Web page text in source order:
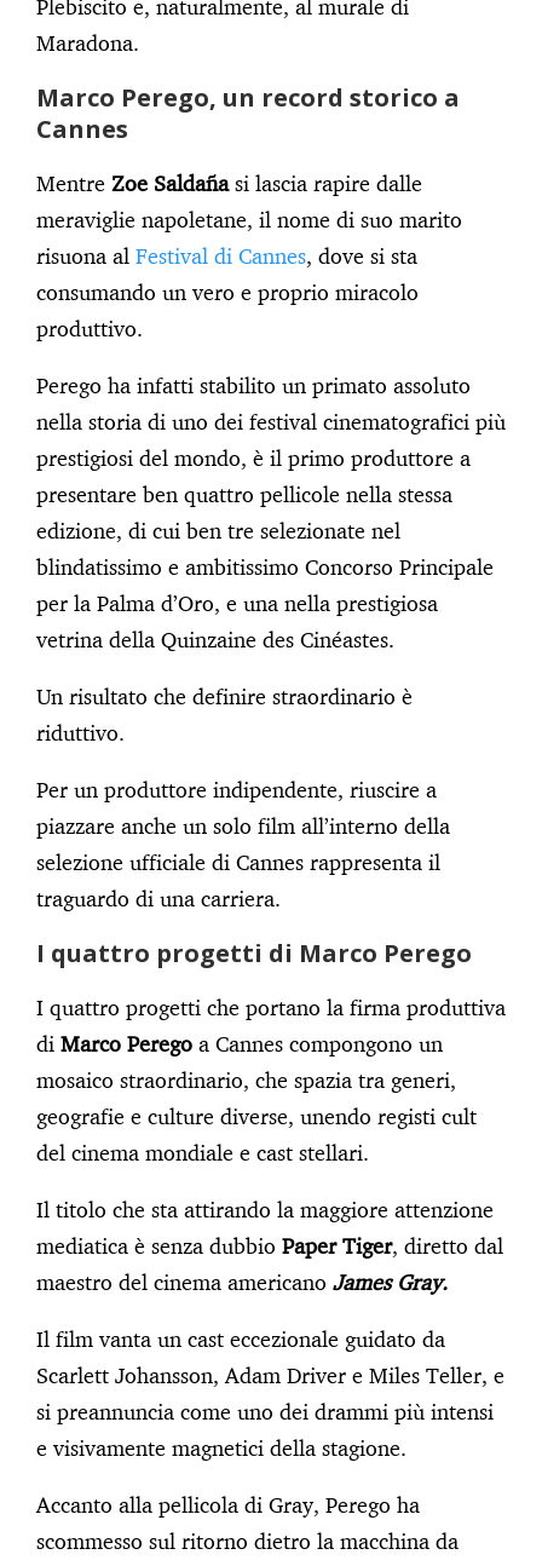
Plebiscito e, naturalmente, al murale di
Maradona.
Marco Perego, un record storico a
Cannes
Mentre Zoe Saldañasi lascia rapire dalle
meraviglie napoletane, il nome di suo marito
risuona al Festival di Cannes, dove si sta
consumando un vero e proprio miracolo
produttivo.
Perego ha infatti stabilito un primato assoluto
nella storia di uno dei festival cinematografici più
prestigiosi del mondo, è il primo produttore a
presentare ben quattro pellicole nella stessa
edizione, di cui ben tre selezionate nel
blindatissimo e ambitissimo Concorso Principale
per la Palma d’Oro, e una nella prestigiosa
vetrina della Quinzaine des Cinéastes.
Un risultato che definire straordinario è
riduttivo.
Per un produttore indipendente, riuscire a
piazzare anche un solo film all’interno della
selezione ufficiale di Cannes rappresenta il
traguardo di una carriera.
I quattro progetti di Marco Perego
I quattro progetti che portano la firma produttiva
di Marco Perego a Cannes compongono un
mosaico straordinario, che spazia tra generi,
geografie e culture diverse, unendo registi cult
del cinema mondiale e cast stellari.
Il titolo che sta attirando la maggiore attenzione
mediatica è senza dubbio Paper Tiger, diretto dal
maestro del cinema americano James Gray.
Il film vanta un cast eccezionale guidato da
Scarlett Johansson, Adam Driver e Miles Teller, e
si preannuncia come uno dei drammi più intensi
e visivamente magnetici della stagione.
Accanto alla pellicola di Gray, Perego ha
scommesso sul ritorno dietro la macchina da